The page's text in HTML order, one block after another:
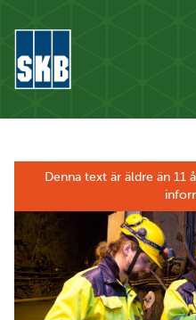
Denna text är äldre än 11